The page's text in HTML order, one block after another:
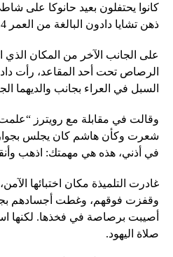
كانوا يحتفلون بعيد حانوكا على
ذهن تشايا دادون البالغة من العمر 14 عاما صافيا.
على الجانب الآخر من المكان
الرصاص تحت أحد المقاعد، رأت
السبل في العراء بجانب والديهما
وقالت في مقابلة مع رويترز
شعرت وكأن هاشم كان يجلس
في أذني، هذه هي مهمتك: اذهب
غادرت التلميذة مكان اختبائها
وقفزت فوقهم، وغطت أجسادهم
أصيبت برصاصة في فخذها. لكنها
صلاة اليهود.